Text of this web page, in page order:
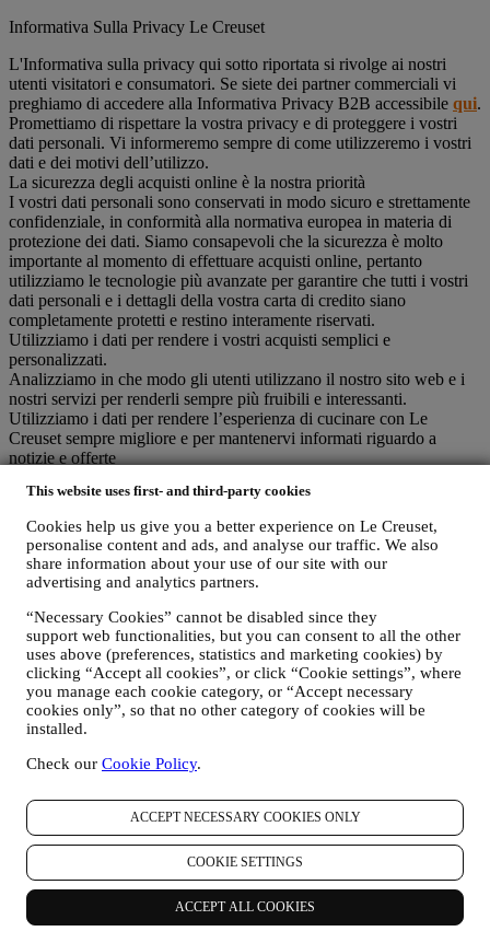
This website uses first- and third-party cookies
Cookies help us give you a better experience on Le Creuset,
personalise content and ads, and analyse our traffic. We also
share information about your use of our site with our
advertising and analytics partners.
“Necessary Cookies” cannot be disabled since they
support web functionalities, but you can consent to all the other
uses above (preferences, statistics and marketing cookies) by
clicking “Accept all cookies”, or click “Cookie settings”, where
you manage each cookie category, or “Accept necessary
cookies only”, so that no other category of cookies will be
installed.
Check our Cookie Policy.
ACCEPT NECESSARY COOKIES ONLY
COOKIE SETTINGS
ACCEPT ALL COOKIES
Informativa Sulla Privacy Le Creuset
L'Informativa sulla privacy qui sotto riportata si rivolge ai nostri
utenti visitatori e consumatori. Se siete dei partner commerciali vi
preghiamo di accedere alla Informativa Privacy B2B accessibile qui.
Promettiamo di rispettare la vostra privacy e di proteggere i vostri
dati personali. Vi informeremo sempre di come utilizzeremo i vostri
dati e dei motivi dell’utilizzo.
La sicurezza degli acquisti online è la nostra priorità
I vostri dati personali sono conservati in modo sicuro e strettamente
confidenziale, in conformità alla normativa europea in materia di
protezione dei dati. Siamo consapevoli che la sicurezza è molto
importante al momento di effettuare acquisti online, pertanto
utilizziamo le tecnologie più avanzate per garantire che tutti i vostri
dati personali e i dettagli della vostra carta di credito siano
completamente protetti e restino interamente riservati.
Utilizziamo i dati per rendere i vostri acquisti semplici e
personalizzati.
Analizziamo in che modo gli utenti utilizzano il nostro sito web e i
nostri servizi per renderli sempre più fruibili e interessanti.
Utilizziamo i dati per rendere l’esperienza di cucinare con Le
Creuset sempre migliore e per mantenervi informati riguardo a
notizie e offerte
Gruppo e di ricevere newsletter e comunicazioni di marketing da
parte di Le Creuset, vi invieremo contenuti personalizzati e vi
informeremo del lancio di nuovi prodotti, di offerte esclusive, di
dimostrazioni culinarie o altri eventi, o di promozioni dedicate a voi.
Revoca (Opt-out): Potete scegliere di non ricevere più le nostre
comunicazioni di marketing in qualsiasi momento, senza alcun
costo, attraverso le modalità presenti nelle comunicazioni stesse (ad
esempio, cliccando sul pulsante “Unsubscribe” (Annulla iscrizione)
in fondo a qualsiasi newsletter), in ogni caso se desiderate
interrompere una delle nostre attività di marketing, potete inviarci
un’email all’indirizzoprivacy@lecreuset.com. Elaboreremo la vostra
richiesta il prima possibile, nel frattempo potreste ricevere comunque
alcune comunicazioni fino a quando la vostra richiesta non sarà
I vostri dati sono sotto il vostro controllo
le vostre preferenze in qualsiasi momento. Vi assicuriamo che non
trasmetteremo mai i vostri dati a terze parti esterne per i loro scopi di
marketing senza la vostra autorizzazione. Per qualsiasi informazione
o per esercitare i vostri diritti ai sensi privacy, potete inviarci un'e-
mail all'indirizzo privacy@lecreuset.com per segnalarci la vostra
richiesta e vi risponderemo in modo tempestivo.